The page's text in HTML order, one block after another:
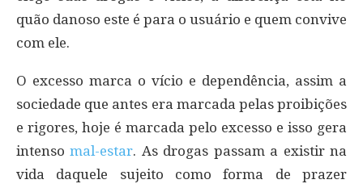
quão danoso este é para o usuário e quem convive
com ele.
O excesso marca o vício e dependência, assim a
sociedade que antes era marcada pelas proibições
e rigores, hoje é marcada pelo excesso e isso gera
intensomal-estar. As drogas passam a existir na
vida daquele sujeito como forma de prazer